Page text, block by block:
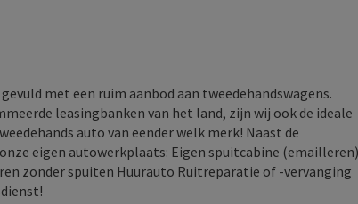
met een ruim aanbod aan tweedehandswagens.
leasingbanken van het land, zijn wij ook de ideale
auto van eender welk merk! Naast de
eigen autowerkplaats: Eigen spuitcabine (emailleren)
zonder spuiten Huurauto Ruitreparatie of -vervanging